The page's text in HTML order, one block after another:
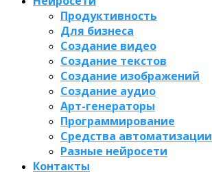
Продуктивность
Для бизнеса
Создание видео
Создание текстов
Создание изображений
Создание аудио
Арт-генераторы
Программирование
Средства автоматизации
Разные нейросети
Контакты